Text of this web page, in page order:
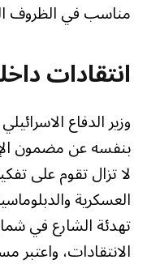
مناسب في الظروف
انتقادات
وزير الدفاع
بنفسه عن مضمون
لا تزال تقوم على
العسكرية
تهدئة الشارع في
الانتقادات،